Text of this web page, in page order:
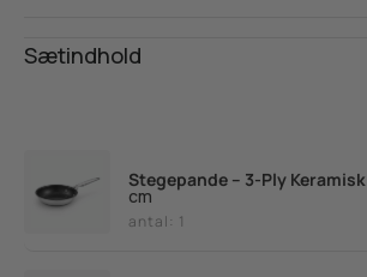
Sætindhold
Stegepande – 3-Ply Keramisk
cm
antal: 1